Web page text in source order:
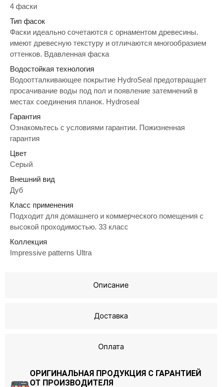
Описание
Доставка
Оплата
4 фаски
Тип фасок
Фаски идеально сочетаются с орнаментом древесины.
имеют древесную текстуру и отличаются многообразием
оттенков. Вдавленная фаска
Водостойкая технология
Водоотталкивающее покрытие HydroSeal предотвращает
просачивание воды под пол и появление затемнений в
местах соединения планок. Hydroseal
Гарантия
Ознакомьтесь с условиями гарантии. Пожизненная
гарантия
Цвет
Серый
Внешний вид
Дуб
Класс применения
Подходит для домашнего и коммерческого помещения с
высокой проходимостью. 33 класс
Коллекция
Impressive patterns Ultra
ОРИГИНАЛЬНАЯ ПРОДУКЦИЯ С ГАРАНТИЕЙ
ОТ ПРОИЗВОДИТЕЛЯ